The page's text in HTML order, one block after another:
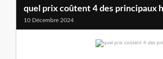
quel prix coûtent 4 des principaux
10 Décembre 2024